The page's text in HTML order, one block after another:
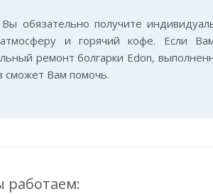
обязательно получите
и горячий кофе. Если
ремонт болгарки Edon,
сможет Вам помочь.
работаем: